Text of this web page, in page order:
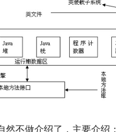
然不做介绍了，主要介绍：